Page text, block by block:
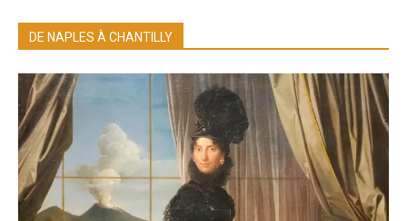
DE NAPLES À CHANTILLY